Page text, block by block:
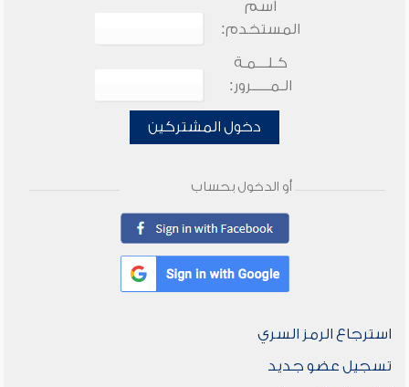
اسم
المستخدم:
كـلـــمـة
الـمـــــرور:
دخول المشتركين
أو الدخول بحساب
استرجاع الرمز السري
تسجيل عضو جديد